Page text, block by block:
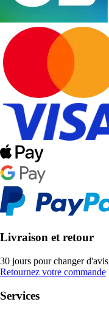
Livraison et retour
30 jours pour changer d'avis
Retournez votre commande
Services